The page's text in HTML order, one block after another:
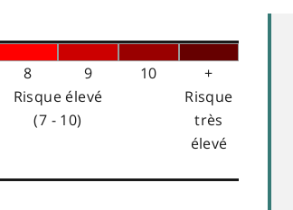
8 9 10
+
Risque élevé
(7 - 10)
Risque
très
élevé